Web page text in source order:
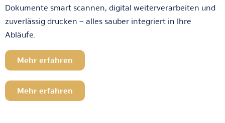
Dokumente smart scannen, digital weiterverarbeiten und
zuverlässig drucken – alles sauber integriert in Ihre
Abläufe.
Mehr erfahren
Mehr erfahren